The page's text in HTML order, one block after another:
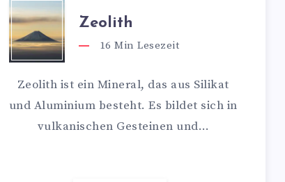
Zeolith
16 Min Lesezeit
Zeolith ist ein Mineral, das aus Silikat
und Aluminium besteht. Es bildet sich in
vulkanischen Gesteinen und…